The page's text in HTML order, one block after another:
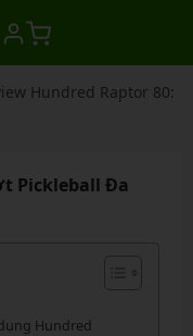
Hundred Raptor 80:
Pickleball Đa
Hundred